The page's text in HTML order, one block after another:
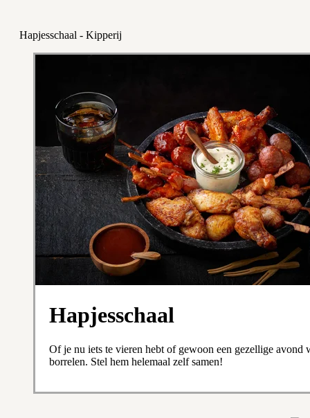
Hapjesschaal - Kipperij
Hapjesschaal
Of je nu iets te vieren hebt of gewoon een gezellige avond
borrelen. Stel hem helemaal zelf samen!